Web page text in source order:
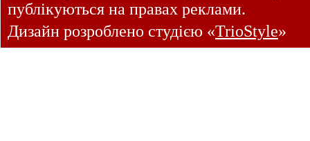
публікуються на правах реклами.
Дизайн розроблено студією «TrioStyle»